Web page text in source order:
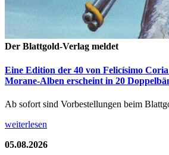
Der Blattgold-Verlag meldet
Eine Edition der 40 von Felicísimo
Morane-Alben erscheint in 20
Ab sofort sind Vorbestellungen beim
weiterlesen
05.08.2026